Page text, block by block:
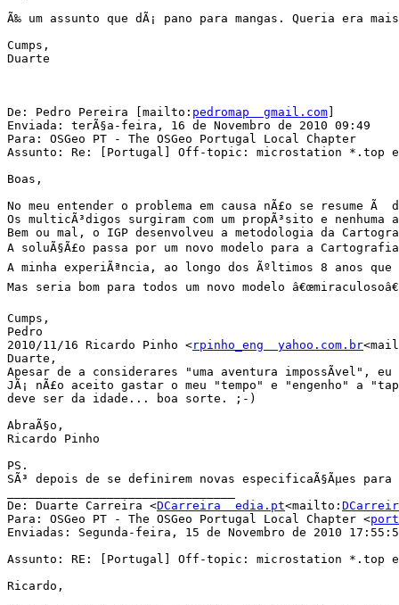
Ã‰ um assunto que dÃ¡ pano para mangas. Queria era
Cumps,
Duarte
De: Pedro Pereira [mailto: pedromap  gmail.com
Enviada: terÃ§a-feira, 16 de Novembro de 2010 09:49
Para: OSGeo PT - The OSGeo Portugal Local Chapter
Assunto: Re: [Portugal] Off-topic: microstation *.top
Boas,
No meu entender o problema em causa nÃ£o se resume
Os multicÃ³digos surgiram com um propÃ³sito e
Bem ou mal, o IGP desenvolveu a metodologia da
A soluÃ§Ã£o passa por um novo modelo para a
A minha experiÃªncia, ao longo dos Ãºltimos 8 anos
Mas seria bom para todos um novo modelo
Cumps,
Pedro
2010/11/16 Ricardo Pinho <rpinho_eng  yahoo.com.br
Duarte,
Apesar de a considerares "uma aventura impossÃ­vel", eu
JÃ¡ nÃ£o aceito gastar o meu "tempo" e "engenho" a
deve ser da idade... boa sorte. ;-)
AbraÃ§o,
Ricardo Pinho
PS.
SÃ³ depois de se definirem novas especificaÃ§Ãµes
De: Duarte Carreira <DCarreira  edia.pt<mailto:
Para: OSGeo PT - The OSGeo Portugal Local Chapter <
Enviadas: Segunda-feira, 15 de Novembro de 2010
Assunto: RE: [Portugal] Off-topic: microstation *.top
Ricardo,